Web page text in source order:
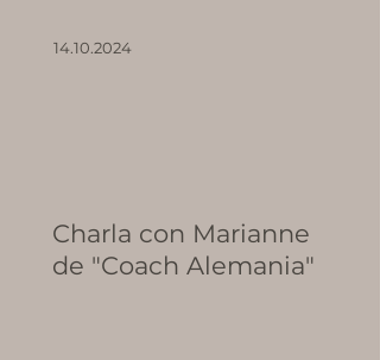
14.10.2024
Charla con Marianne
de "Coach Alemania"